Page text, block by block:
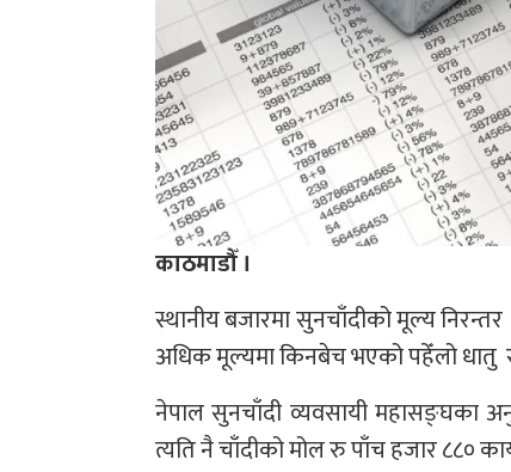
काठमाडौँ ।
स्थानीय बजारमा सुनचाँदीको मूल्य
अधिक मूल्यमा किनबेच भएको पहेँलो धातु
नेपाल सुनचाँदी व्यवसायी महासङ्घका
त्यति नै चाँदीको मोल रु पाँच हजार ८८०